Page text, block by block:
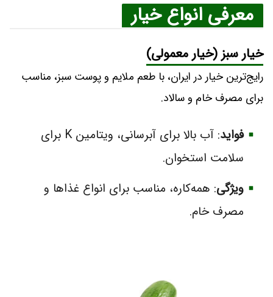
معرفی انواع خیار
خیار سبز (خیار معمولی)
رایج‌ترین خیار در ایران، با طعم ملایم و پوست سبز، مناسب
برای مصرف خام و سالاد.
فواید
: آب بالا برای آبرسانی، ویتامین K برای
سلامت استخوان.
ویژگی: همه‌کاره، مناسب برای انواع غذاها و
مصرف خام.